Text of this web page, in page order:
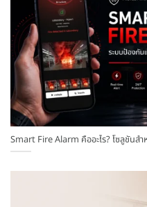
Smart Fire Alarm คืออะไร? โซลูชันส